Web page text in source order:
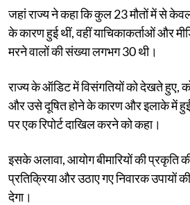
जहां राज्य ने कहा कि कुल 23 मौतों में से
के कारण हुई थीं, वहीं याचिकाकर्ताओं और
मरने वालों की संख्या लगभग 30 थी।
राज्य के ऑडिट में विसंगतियों को देखते हुए,
और उसे दूषित होने के कारण और इलाके में हुई
पर एक रिपोर्ट दाखिल करने को कहा।
इसके अलावा, आयोग बीमारियों की प्रकृति
प्रतिक्रिया और उठाए गए निवारक उपायों की
देगा।